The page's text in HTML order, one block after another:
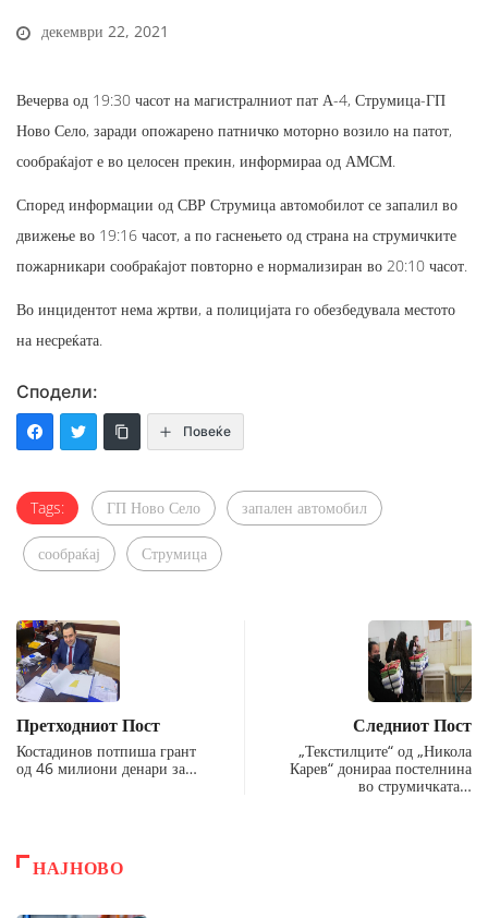
декември 22, 2021
Вечерва од 19:30 часот на магистралниот пат А-4, Струмица-ГП
Ново Село, заради опожарено патничко моторно возило на патот,
сообраќајот е во целосен прекин, информираа од АМСМ.
Според информации од СВР Струмица автомобилот се запалил во
движење во 19:16 часот, а по гаснењето од страна на струмичките
пожарникари сообраќајот повторно е нормализиран во 20:10 часот.
Во инцидентот нема жртви, а полицијата го обезбедувала местото
на несреќата.
Сподели:
Повеќе
Tags: ГП Ново Село запален автомобил
сообраќај Струмица
Претходниот Пост
Костадинов потпиша грант
од 46 милиони денари за…
Следниот Пост
„Текстилците“ од „Никола
Карев“ донираа постелнина
во струмичката…
НАЈНОВО